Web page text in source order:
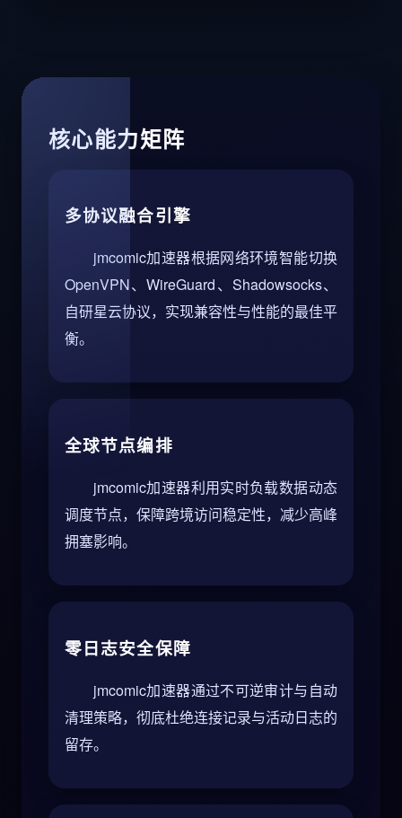
核心能力矩阵
多协议融合引擎
jmcomic加速器根据网络环境智能切换
OpenVPN、WireGuard、Shadowsocks、
自研星云协议，实现兼容性与性能的最佳平
衡。
全球节点编排
jmcomic加速器利用实时负载数据动态
调度节点，保障跨境访问稳定性，减少高峰
拥塞影响。
零日志安全保障
jmcomic加速器通过不可逆审计与自动
清理策略，彻底杜绝连接记录与活动日志的
留存。